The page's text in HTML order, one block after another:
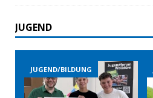
JUGEND
JUGEND/BILDUNG